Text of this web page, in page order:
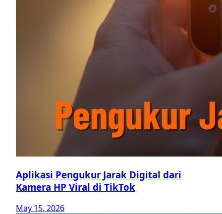
Aplikasi Pengukur Jarak Digital dari
Kamera HP Viral di TikTok
May 15, 2026